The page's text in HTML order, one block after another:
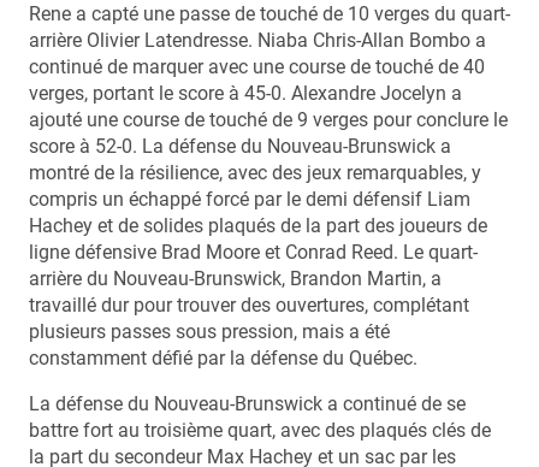
Rene a capté une passe de touché de 10 verges du quart-
arrière Olivier Latendresse. Niaba Chris-Allan Bombo a
continué de marquer avec une course de touché de 40
verges, portant le score à 45-0. Alexandre Jocelyn a
ajouté une course de touché de 9 verges pour conclure le
score à 52-0. La défense du Nouveau-Brunswick a
montré de la résilience, avec des jeux remarquables, y
compris un échappé forcé par le demi défensif Liam
Hachey et de solides plaqués de la part des joueurs de
ligne défensive Brad Moore et Conrad Reed. Le quart-
arrière du Nouveau-Brunswick, Brandon Martin, a
travaillé dur pour trouver des ouvertures, complétant
plusieurs passes sous pression, mais a été
constamment défié par la défense du Québec.
La défense du Nouveau-Brunswick a continué de se
battre fort au troisième quart, avec des plaqués clés de
la part du secondeur Max Hachey et un sac par les